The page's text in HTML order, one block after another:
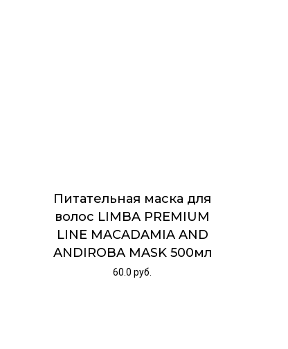
Питательная маска для
волос LIMBA PREMIUM
LINE MACADAMIA AND
ANDIROBA MASK 500мл
60.0руб.